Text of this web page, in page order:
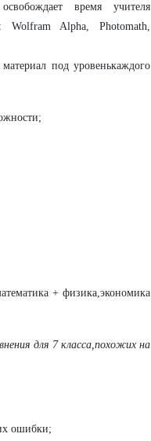
время учителя
Wolfram Alpha, Photomath,
под уровенькаждого
+ физика,экономика
для 7 класса,похожих на
ошибки;